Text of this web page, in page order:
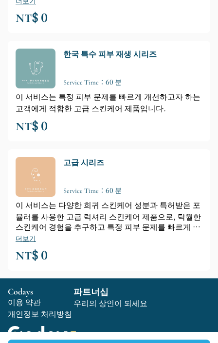
NT$ 0
한국 특수 피부 재생 시리즈
Service Time：60 분
이 서비스는 특정 피부 문제를 빠르게 개선하고자 하는
고객에게 적합한 고급 스킨케어 제품입니다.
NT$ 0
고급 시리즈
Service Time：60 분
이 서비스는 다양한 희귀 스킨케어 성분과 특허받은 포
뮬러를 사용한 고급 럭셔리 스킨케어 제품으로, 탁월한
스킨케어 경험을 추구하고 특정 피부 문제를 빠르게 개
선하고자 하는 고객에게 적합합니다.
더보기
NT$ 0
Codays
이용 약관
개인정보 처리방침
파트너십
우리의 상인이 되세요